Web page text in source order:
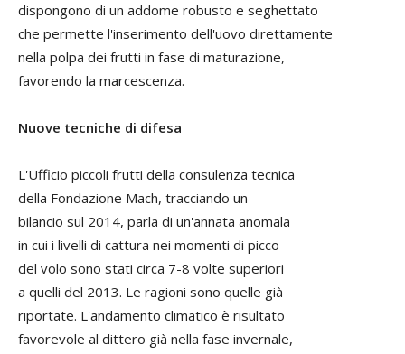
dispongono di un addome robusto e seghettato
che permette l'inserimento dell'uovo direttamente
nella polpa dei frutti in fase di maturazione,
favorendo la marcescenza.
Nuove tecniche di difesa
L'Ufficio piccoli frutti della consulenza tecnica
della Fondazione Mach, tracciando un
bilancio sul 2014, parla di un'annata anomala
in cui i livelli di cattura nei momenti di picco
del volo sono stati circa 7-8 volte superiori
a quelli del 2013. Le ragioni sono quelle già
riportate. L'andamento climatico è risultato
favorevole al dittero già nella fase invernale,